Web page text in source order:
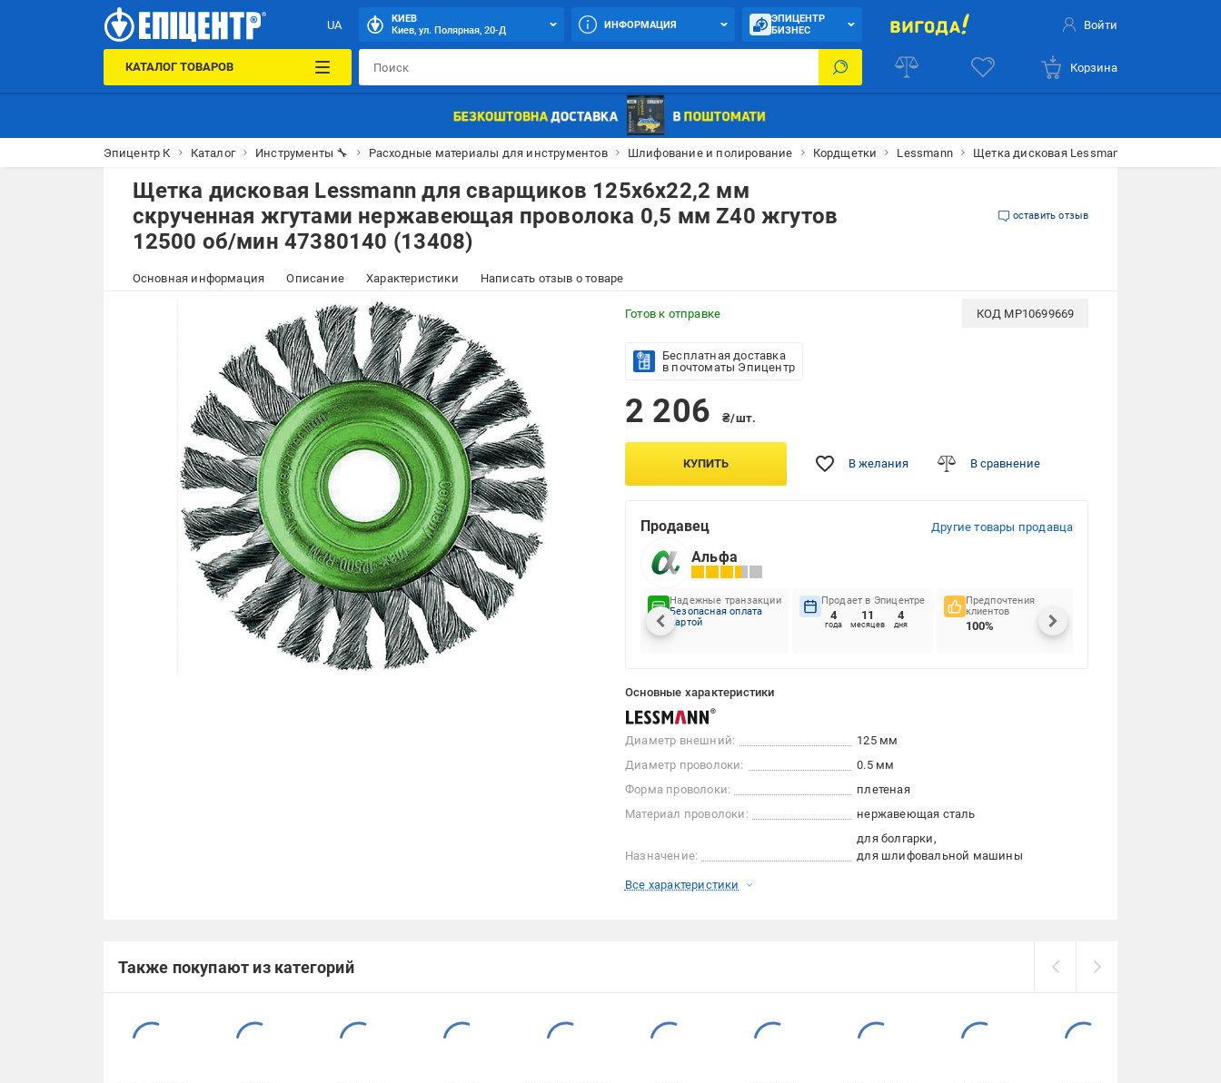
UA
КИЕВ
Киев, ул. Полярная, 20-Д
ИНФОРМАЦИЯ
ЭПИЦЕНТР
БИЗНЕС
Войти
КАТАЛОГ ТОВАРОВ Корзина
Эпицентр К Каталог Инструменты 🔧 Расходные материалы для инструментов Шлифование и полирование Кордщетки Lessmann Щетка дисковая Lessmann для
Щетка дисковая Lessmann для сварщиков 125х6х22,2 мм
скрученная жгутами нержавеющая проволока 0,5 мм Z40 жгутов
12500 об/мин 47380140 (13408)
оставить отзыв
Основная информация Описание Характеристики Написать отзыв о товаре
Готов к отправке КОД MP10699669
Бесплатная доставка
в почтоматы Эпицентр
2 206 ₴/шт.
КУПИТЬ В желания В сравнение
Продавец Другие товары продавца
Альфа
Надежные транзакции
Безопасная оплата
картой
Продает в Эпицентре
4
года
11
месяцев
4
дня
Предпочтения
клиентов
100%
Основные характеристики
Диаметр внешний:
125 мм
Диаметр проволоки:
0.5 мм
Форма проволоки:
плетеная
Материал проволоки:
нержавеющая сталь
Назначение:
для болгарки
для шлифовальной машины
Все характеристики
Также покупают из категорий